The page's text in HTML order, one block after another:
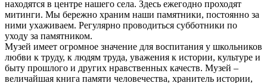
находятся в центре нашего села. Здесь ежегодно проходят
митинги. Мы бережно храним наши памятники, постоянно за
ними ухаживаем. Регулярно проводиться субботники по
уходу за памятником.
Музей имеет огромное значение для воспитания у школьников
любви к труду, к людям труда, уважения к истории, культуре и
быту прошлого и других нравственных качеств. Музей –
величайшая книга памяти человечества, хранитель истории,